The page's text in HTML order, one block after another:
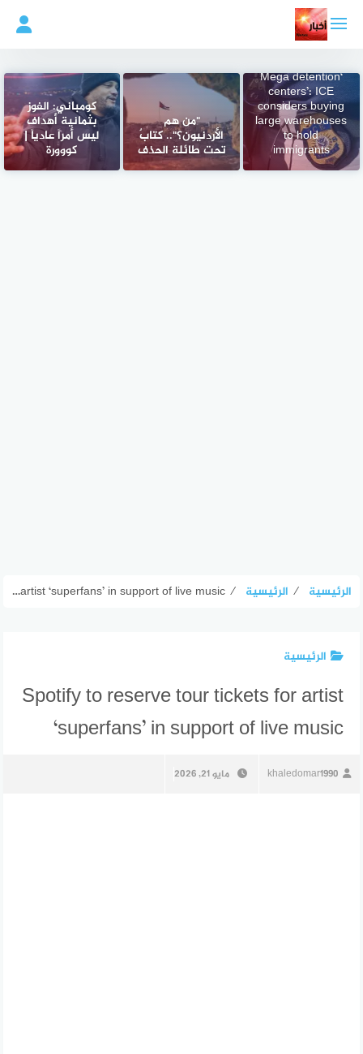
المحتوى
‘Mega detention
centers’: ICE
considers buying
large warehouses
to hold
immigrants
"من هم
الأردنيون؟".. كتابٌ
تحت طائلة الحذف
كومباني: الفوز
بثمانية أهداف
ليس أمراً عادياً |
كووورة
الرئيسية ⁄ الرئيسية ⁄
Spotify to reserve tour tickets for artist ‘superfans’ in support of live music
الرئيسية
Spotify to reserve tour tickets for artist
‘superfans’ in support of live music
khaledomar1990 مايو 21, 2026